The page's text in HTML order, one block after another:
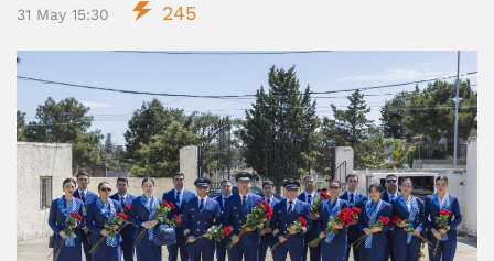
31 May 15:30 245